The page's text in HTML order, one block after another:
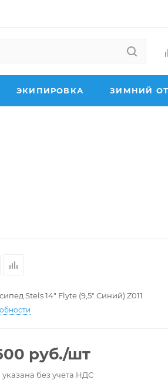
ЭКИПИРОВКА ЗИМНИЙ
Stels 14" Flyte (9,5" Синий) Z011
руб./шт
без учета НДС